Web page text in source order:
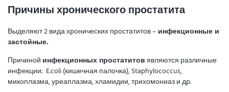
Причины хронического простатита
Выделяют 2 вида хронических простатитов – инфекционные и
застойные.
Причиной инфекционных простатитовявляются различные
инфекции: E.coli (кишечная палочка), Staphylococcus,
микоплазма, уреаплазма, хламидии, трихомониаз и др.